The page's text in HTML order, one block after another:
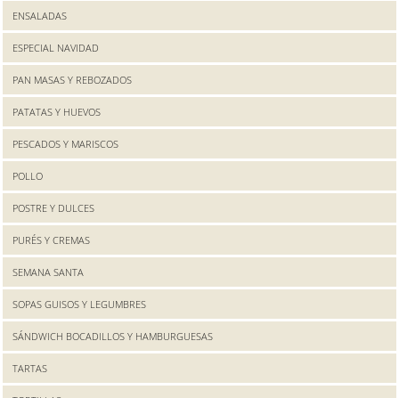
ENSALADAS
ESPECIAL NAVIDAD
PAN MASAS Y REBOZADOS
PATATAS Y HUEVOS
PESCADOS Y MARISCOS
POLLO
POSTRE Y DULCES
PURÉS Y CREMAS
SEMANA SANTA
SOPAS GUISOS Y LEGUMBRES
SÁNDWICH BOCADILLOS Y HAMBURGUESAS
TARTAS